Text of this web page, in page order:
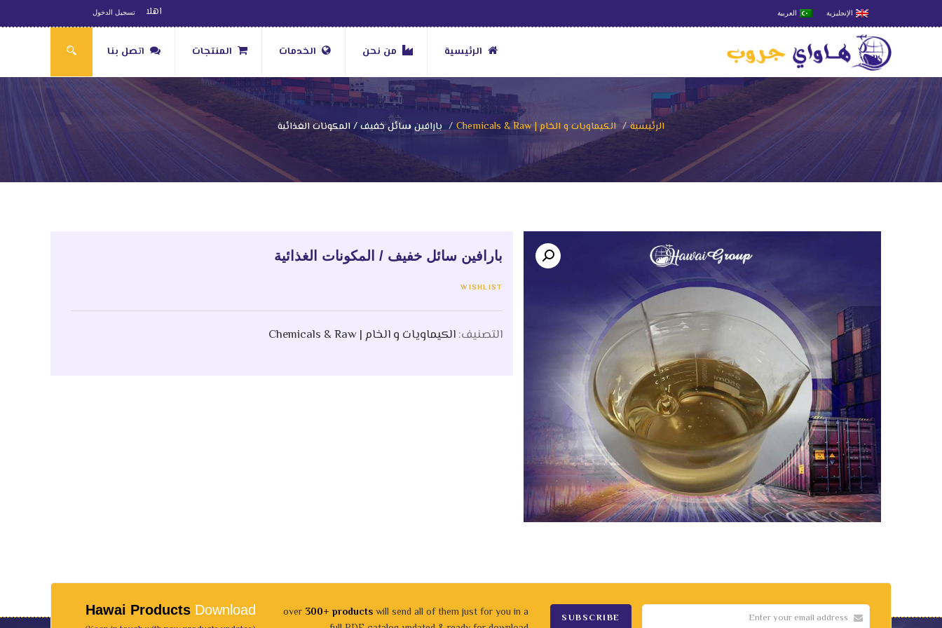
الإنجليزية العربية اهلا تسجيل الدخول
الرئيسية من نحن الخدمات المنتجات اتصل بنا
الرئيسية الكيماويات و الخام | Chemicals & Raw بارافين سائل خفيف / المكونات الغذائية
بارافين سائل خفيف / المكونات الغذائية
WISHLIST
التصنيف:الكيماويات و الخام | Chemicals & Raw
Hawai Products Download over300+ productswill send all of them just for you in a